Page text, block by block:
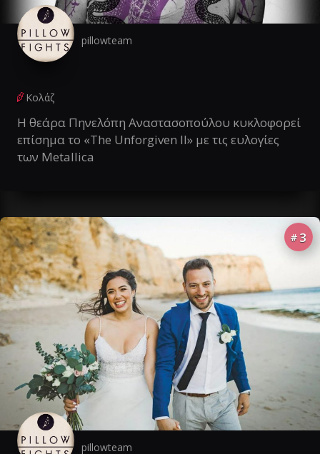
pillowteam
Κολάζ
Η θεάρα Πηνελόπη Αναστασοπούλου κυκλοφορεί
επίσημα το «The Unforgiven II» με τις ευλογίες
των Metallica
# 3
pillowteam